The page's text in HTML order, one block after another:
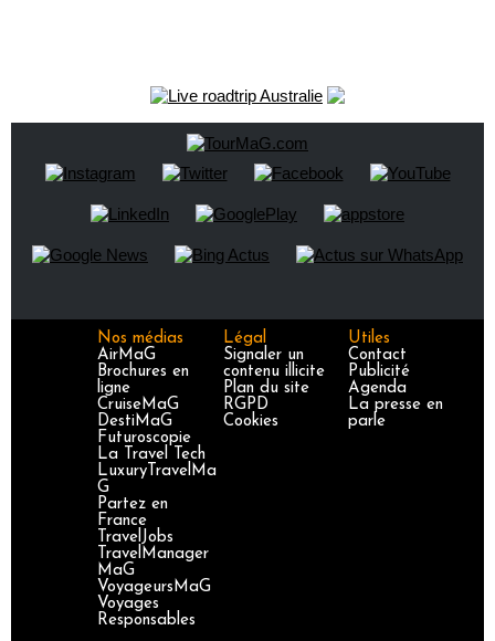
Nos médias
AirMaG
Brochures en
ligne
CruiseMaG
DestiMaG
Futuroscopie
La Travel Tech
LuxuryTravelMa
G
Partez en
France
TravelJobs
TravelManager
MaG
VoyageursMaG
Voyages
Responsables
Légal
Signaler un
contenu illicite
Plan du site
RGPD
Cookies
Utiles
Contact
Publicité
Agenda
La presse en
parle